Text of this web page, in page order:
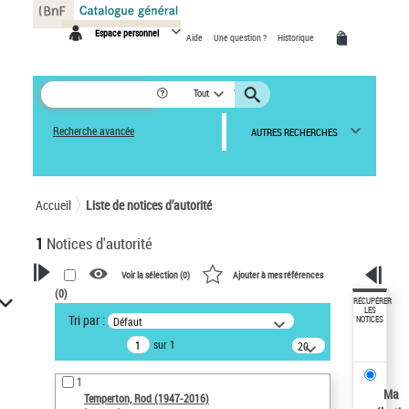
Espace personnel Aide Une question ? Historique
Tout
Recherche avancée AUTRES RECHERCHES
Accueil Liste de notices d’autorité
1 Notices d'autorité
VOTRE RECHERCHE
Recherche avancée dans les
notices d’autorité
Œuvres liées à l'auteur :
Temperton, Rod (1947-2016)
Voir la sélection (0) Ajouter à mes références
(0)
Tri par : Défaut
sur 1
20
résultats/page
1
Temperton, Rod (1947-2016)
RÉCUPÉRER
LES
NOTICES
Ma
Panneau de gestion des cookies